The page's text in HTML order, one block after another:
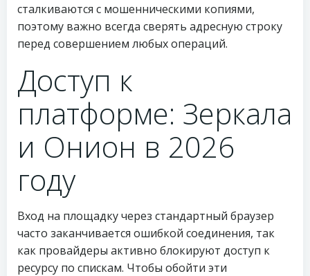
сталкиваются с мошенническими копиями,
поэтому важно всегда сверять адресную строку
перед совершением любых операций.
Доступ к
платформе: Зеркала
и Онион в 2026
году
Вход на площадку через стандартный браузер
часто заканчивается ошибкой соединения, так
как провайдеры активно блокируют доступ к
ресурсу по спискам. Чтобы обойти эти